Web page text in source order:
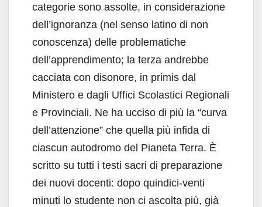
categorie sono assolte, in considerazione
dell’ignoranza (nel senso latino di non
conoscenza) delle problematiche
dell’apprendimento; la terza andrebbe
cacciata con disonore, in primis dal
Ministero e dagli Uffici Scolastici Regionali
e Provinciali. Ne ha ucciso di più la “curva
dell’attenzione” che quella più infida di
ciascun autodromo del Pianeta Terra. È
scritto su tutti i testi sacri di preparazione
dei nuovi docenti: dopo quindici-venti
minuti lo studente non ci ascolta più, già